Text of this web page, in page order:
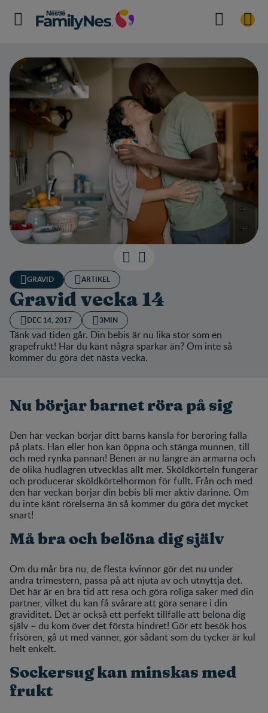
GRAVID ARTIKEL
Gravid vecka 14
DEC 14, 2017 3MIN
Tänk vad tiden går. Din bebis är nu lika stor som en
grapefrukt! Har du känt några sparkar än? Om inte så
kommer du göra det nästa vecka.
Nu börjar barnet röra på sig
Den här veckan börjar ditt barns känsla för beröring falla
på plats. Han eller hon kan öppna och stänga munnen, till
och med rynka pannan! Benen är nu längre än armarna och
de olika hudlagren utvecklas allt mer. Sköldkörteln fungerar
och producerar sköldkörtelhormon för fullt. Från och med
den här veckan börjar din bebis bli mer aktiv därinne. Om
du inte känt rörelserna än så kommer du göra det mycket
snart!
Må bra och belöna dig själv
Om du mår bra nu, de flesta kvinnor gör det nu under
andra trimestern, passa på att njuta av och utnyttja det.
Det här är en bra tid att resa och göra roliga saker med din
partner, vilket du kan få svårare att göra senare i din
graviditet. Det är också ett perfekt tillfälle att belöna dig
själv – du kom över det första hindret! Gör ett besök hos
frisören, gå ut med vänner, gör sådant som du tycker är kul
helt enkelt.
Sockersug kan minskas med
frukt